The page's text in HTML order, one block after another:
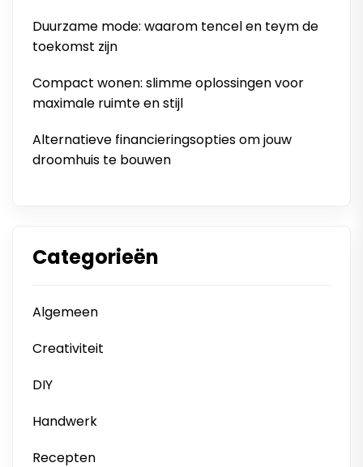
Duurzame mode: waarom tencel en teym de
toekomst zijn
Compact wonen: slimme oplossingen voor
maximale ruimte en stijl
Alternatieve financieringsopties om jouw
droomhuis te bouwen
Categorieën
Algemeen
Creativiteit
DIY
Handwerk
Recepten